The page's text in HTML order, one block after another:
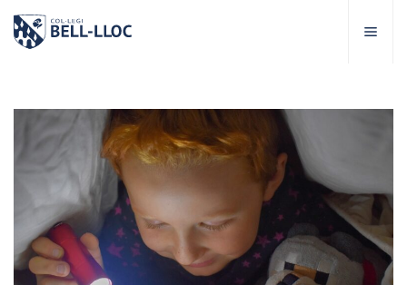
Bell-lloc
Educatiu
educatives